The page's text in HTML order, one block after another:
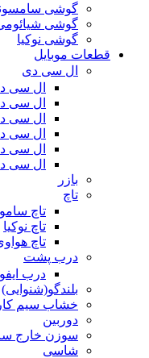
گوشی
گوشی
گوشی نوکیا
قطعات موبایل
ال سی دی
ال سی
ال سی
ال سی
ال سی
ال سی
ال سی
بازر
تاچ
تاچ
تاچ نوکیا
تاچ
درب پشت
درب
بلندگو(شنوایی)
خشاب سیم
دوربین
سوزن خارج
شاسی